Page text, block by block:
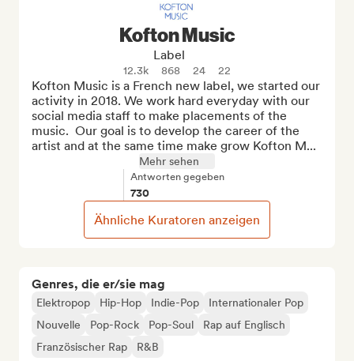
Genres, die er/sie mag
Elektropop Hip-Hop Indie-Pop
Internationaler Pop
Nouvelle
Pop-Rock Pop-Soul
Rap auf Englisch
Französischer Rap
R&B
Kofton Music
Label
12.3k 868 24 22
Kofton Music is a French new label, we started our
activity in 2018. We work hard everyday with our
social media staff to make placements of the
music.  Our goal is to develop the career of the
artist and at the same time make grow Kofton M...
Mehr sehen
Antworten gegeben
730
Ähnliche Kuratoren anzeigen